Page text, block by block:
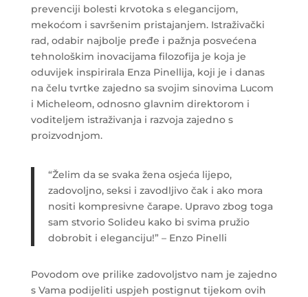
prevenciji bolesti krvotoka s elegancijom,
mekoćom i savršenim pristajanjem. Istraživački
rad, odabir najbolje pređe i pažnja posvećena
tehnološkim inovacijama filozofija je koja je
oduvijek inspirirala Enza Pinellija, koji je i danas
na čelu tvrtke zajedno sa svojim sinovima Lucom
i Micheleom, odnosno glavnim direktorom i
voditeljem istraživanja i razvoja zajedno s
proizvodnjom.
“Želim da se svaka žena osjeća lijepo,
zadovoljno, seksi i zavodljivo čak i ako mora
nositi kompresivne čarape. Upravo zbog toga
sam stvorio Solideu kako bi svima pružio
dobrobit i eleganciju!” – Enzo Pinelli
Povodom ove prilike zadovoljstvo nam je zajedno
s Vama podijeliti uspjeh postignut tijekom ovih